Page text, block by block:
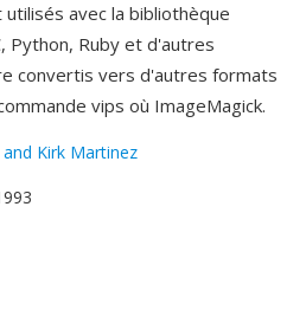
avec la bibliothèque
Python, Ruby et d'autres
convertis vers d'autres formats
vips où ImageMagick.
and Kirk Martinez